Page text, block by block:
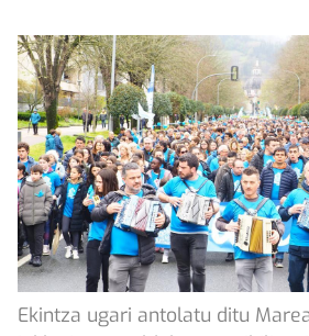
Ekintza ugari antolatu ditu